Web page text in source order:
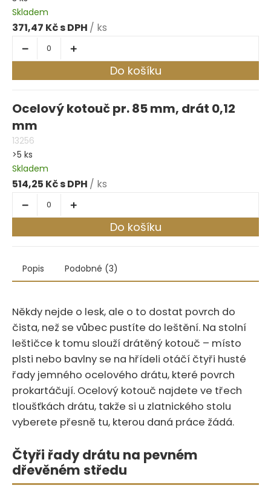
Skladem
371,47 Kč / ks
Do košíku
Ocelový kotouč pr. 85 mm, drát 0,12
mm
13256
>5 ks
Skladem
514,25 Kč / ks
Do košíku
Popis Podobné (3)
Někdy nejde o lesk, ale o to dostat povrch do
čista, než se vůbec pustíte do leštění. Na stolní
leštičce k tomu slouží drátěný kotouč – místo
plsti nebo bavlny se na hřídeli otáčí čtyři husté
řady jemného ocelového drátu, které povrch
prokartáčují. Ocelový kotouč najdete ve třech
tloušťkách drátu, takže si u zlatnického stolu
vyberete přesně tu, kterou daná práce žádá.
Čtyři řady drátu na pevném
dřevěném středu